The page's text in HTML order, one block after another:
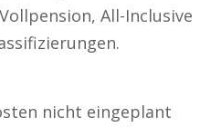
All-Inclusive
nicht eingeplant